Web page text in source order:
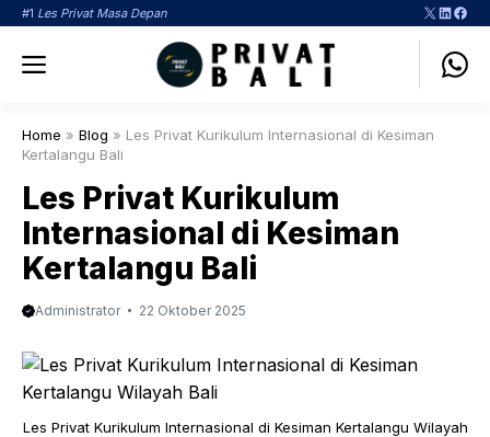
Langsung
#1 Les Privat Masa Depan X
Menu
Home » Blog » Les Privat Kurikulum Internasional di Kesiman
Kertalangu Bali
Les Privat Kurikulum
Internasional di Kesiman
Kertalangu Bali
Administrator 22 Oktober 2025
Les Privat Kurikulum Internasional di Kesiman Kertalangu Wilayah